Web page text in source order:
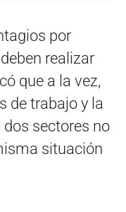
por
realizar
que a la vez,
de trabajo y la
sectores no
situación